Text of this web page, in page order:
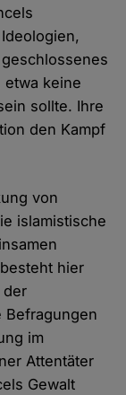
keine
sollte. Ihre
den Kampf
von
islamistische
hier
der
Befragungen
im
Attentäter
Gewalt